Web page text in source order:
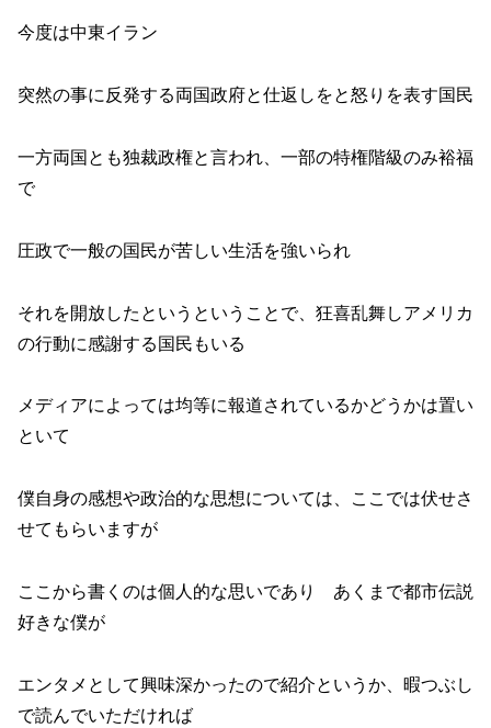
今度は中東イラン
突然の事に反発する両国政府と仕返しをと怒りを表す国民
一方両国とも独裁政権と言われ、一部の特権階級のみ裕福
で
圧政で一般の国民が苦しい生活を強いられ
それを開放したというということで、狂喜乱舞しアメリカ
の行動に感謝する国民もいる
メディアによっては均等に報道されているかどうかは置い
といて
僕自身の感想や政治的な思想については、ここでは伏せさ
せてもらいますが
ここから書くのは個人的な思いであり あくまで都市伝説
好きな僕が
エンタメとして興味深かったので紹介というか、暇つぶし
で読んでいただければ